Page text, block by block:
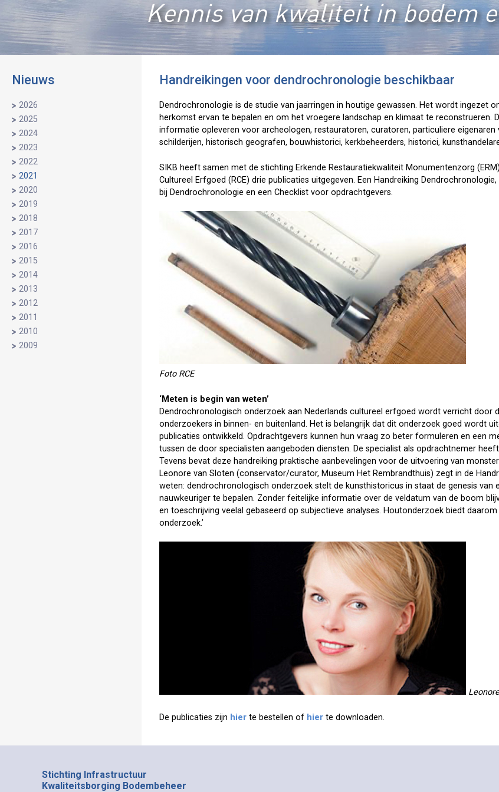
Kennis van kwaliteit in bodem
Nieuws
2026
2025
2024
2023
2022
2021
2020
2019
2018
2017
2016
2015
2014
2013
2012
2011
2010
2009
Handreikingen voor dendrochronologie beschikbaar
Dendrochronologie is de studie van jaarringen in houtige gewassen. Het wordt ingezet
herkomst ervan te bepalen en om het vroegere landschap en klimaat te reconstrueren.
informatie opleveren voor archeologen, restauratoren, curatoren, particuliere eigenaren
schilderijen, historisch geografen, bouwhistorici, kerkbeheerders, historici,
SIKB heeft samen met de stichting Erkende Restauratiekwaliteit Monumentenzorg
Cultureel Erfgoed (RCE) drie publicaties uitgegeven. Een Handreiking
bij Dendrochronologie en een Checklist voor opdrachtgevers.
Foto RCE
‘Meten is begin van weten’
Dendrochronologisch onderzoek aan Nederlands cultureel erfgoed wordt verricht door
onderzoekers in binnen- en buitenland. Het is belangrijk dat dit onderzoek goed wordt
publicaties ontwikkeld. Opdrachtgevers kunnen hun vraag zo beter formuleren en een
tussen de door specialisten aangeboden diensten. De specialist als opdrachtnemer
Tevens bevat deze handreiking praktische aanbevelingen voor de uitvoering van
Leonore van Sloten (conservator/curator, Museum Het Rembrandthuis) zegt in de
weten: dendrochronologisch onderzoek stelt de kunsthistoricus in staat de genesis van
nauwkeuriger te bepalen. Zonder feitelijke informatie over de veldatum van de boom
en toeschrijving veelal gebaseerd op subjectieve analyses. Houtonderzoek biedt
onderzoek.’
De publicaties zijn hier te bestellen of hier te downloaden.
Stichting Infrastructuur
Kwaliteitsborging Bodembeheer